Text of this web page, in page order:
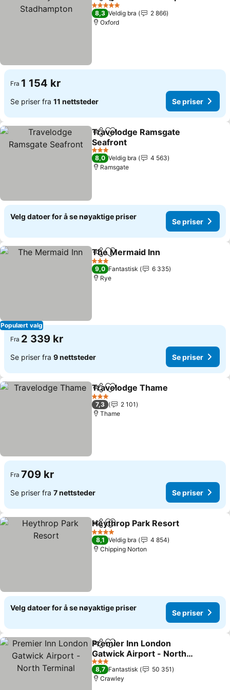
5 Stjerner
8,3 Veldig bra
2 866
Oxford
Fra 1 154 kr
Se priser fra 11 nettsteder Se priser
Del Legg til i favoritter
Travelodge Ramsgate
Seafront
Se priser
3 Stjerner
8,0 Veldig bra
4 563
Ramsgate
Velg datoer for å se nøyaktige priser
Se priser
Populært valg
Del Legg til i favoritter
The Mermaid Inn
3 Stjerner
9,0 Fantastisk
6 335
Rye
Fra 2 339 kr
Se priser fra 9 nettsteder Se priser
Del Legg til i favoritter
Travelodge Thame
3 Stjerner
7,3
2 101
Thame
Fra 709 kr
Se priser fra 7 nettsteder Se priser
Del Legg til i favoritter
Heythrop Park Resort
4 Stjerner
8,1 Veldig bra
4 854
Chipping Norton
Velg datoer for å se nøyaktige priser
Se priser
Del Legg til i favoritter
Premier Inn London
Gatwick Airport - North
Terminal
Se priser
3 Stjerner
8,7 Fantastisk
50 351
Crawley